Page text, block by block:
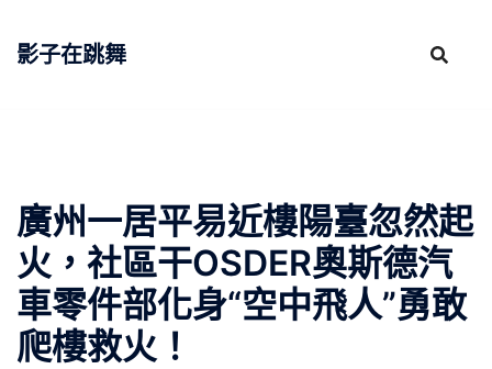
影子在跳舞
廣州一居平易近樓陽臺忽然起
火，社區干OSDER奧斯德汽
車零件部化身“空中飛人”勇敢
爬樓救火！